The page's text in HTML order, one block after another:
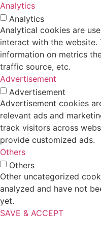
Analytics
Analytics
Analytical cookies are
interact with the website.
information on metrics
traffic source, etc.
Advertisement
Advertisement
Advertisement cookies
relevant ads and
track visitors across
provide customized ads.
Others
Others
Other uncategorized
analyzed and have not
yet.
SAVE & ACCEPT